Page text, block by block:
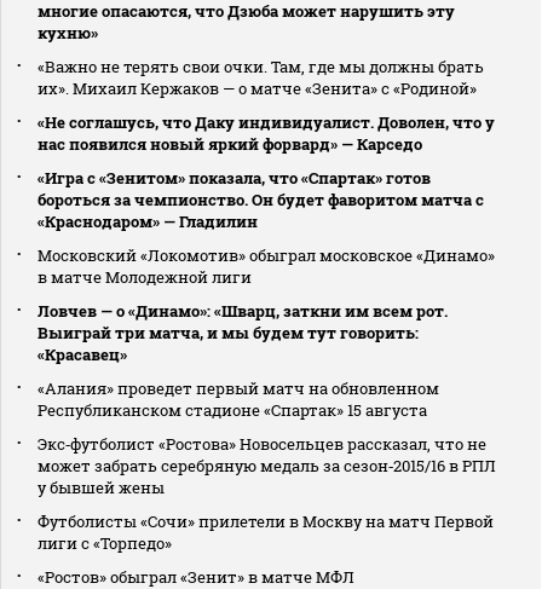
многие опасаются, что Дзюба может нарушить эту
кухню»
«Важно не терять свои очки. Там, где мы должны брать
их». Михаил Кержаков — о матче «Зенита» с «Родиной»
«Не соглашусь, что Даку индивидуалист. Доволен, что у
нас появился новый яркий форвард» — Карседо
«Игра с «Зенитом» показала, что «Спартак» готов
бороться за чемпионство. Он будет фаворитом матча с
«Краснодаром» — Гладилин
Московский «Локомотив» обыграл московское «Динамо»
в матче Молодежной лиги
Ловчев — о «Динамо»: «Шварц, заткни им всем рот.
Выиграй три матча, и мы будем тут говорить:
«Красавец»
«Алания» проведет первый матч на обновленном
Республиканском стадионе «Спартак» 15 августа
Экс‑футболист «Ростова» Новосельцев рассказал, что не
может забрать серебряную медаль за сезон‑2015/16 в РПЛ
у бывшей жены
Футболисты «Сочи» прилетели в Москву на матч Первой
лиги с «Торпедо»
«Ростов» обыграл «Зенит» в матче МФЛ